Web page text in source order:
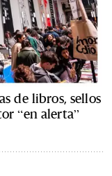
de libros, sellos
“en alerta”